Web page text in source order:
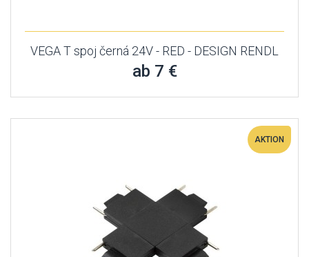
VEGA T spoj černá 24V - RED - DESIGN RENDL
ab 7 €
AKTION